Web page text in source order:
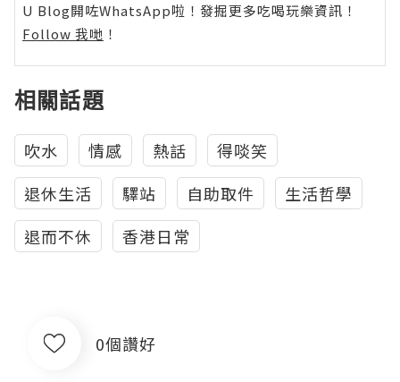
U Blog開咗WhatsApp啦！發掘更多吃喝玩樂資訊！
Follow 我哋 ！
相關話題
吹水 情感 熱話
得啖笑
退休生活
驛站 自助取件
生活哲學
退而不休
香港日常
0個讚好